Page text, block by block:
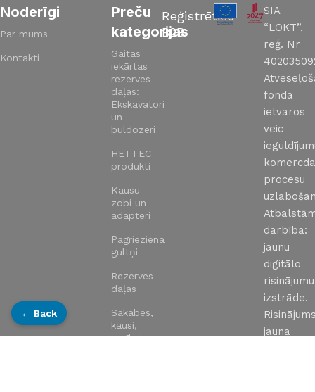
Noderīgi
Par mums
Kontakti
Preču
kategorijas
Gaitas
iekārtas
rezerves
daļas:
Ekskavatori
un
buldozeri
HETTEC
produkti
Kausu
zobi un
adapteri
Pagrieziena
gultņi
Rezerves
daļas
Sakabes,
kausi,
aprīkojums,
Reģistrēties
B2B
SIA
“LOKT”,
reģ. Nr
fonda
ietvaros
veic
procesu
darbība:
jaunu
digitālo
risinājumu
izstrāde.
jauna
← Back